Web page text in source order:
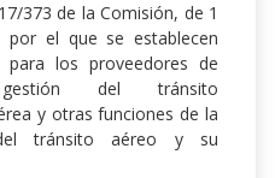
373 de la Comisión, de 1
el que se establecen
para los proveedores de
del tránsito
y otras funciones de la
tránsito aéreo y su